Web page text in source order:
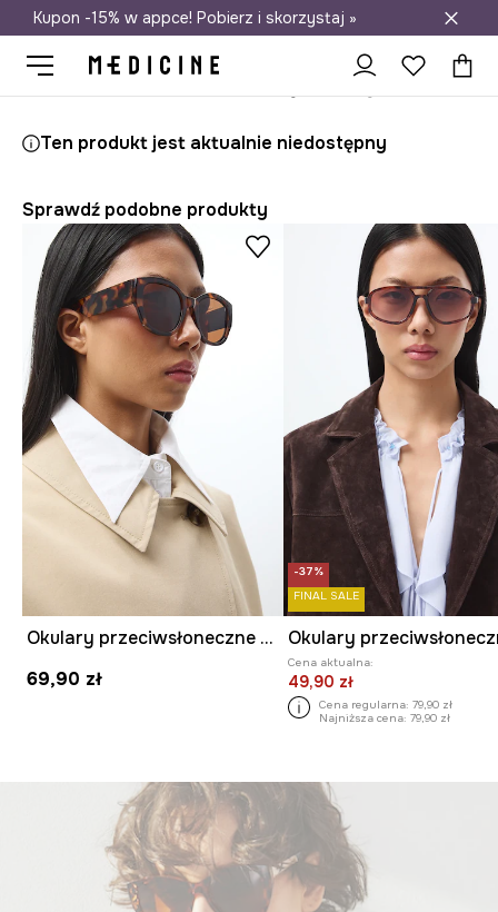
Darmowa dostawa do salonów
Kupon -15% w appce! Pobierz i skorzystaj »
Ten produkt jest aktualnie niedostępny
Sprawdź podobne produkty
Okulary przeciwsłoneczne damskie
69,90 zł
-37%
FINAL SALE
Cena aktualna:
49,90 zł
Cena regularna: 79,90 zł
Najniższa cena: 79,90 zł